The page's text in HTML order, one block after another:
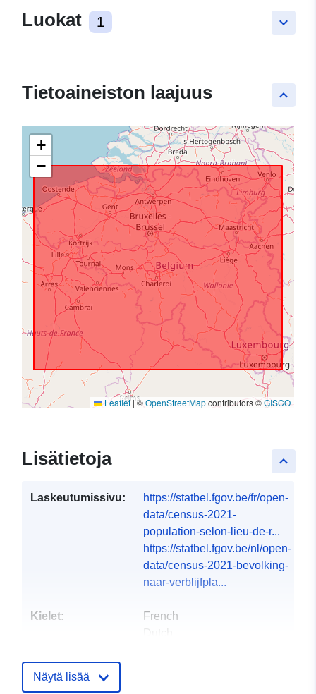
keyboard_arrow_down
Luokat 1
keyboard_arrow_up
Tietoaineiston laajuus
+
−
Leaflet|©OpenStreetMapcontributors ©GISCO
keyboard_arrow_up
Lisätietoja
Laskeutumissivu:
https://statbel.fgov.be/fr/open-
data/census-2021-
population-selon-lieu-de-r...
https://statbel.fgov.be/nl/open-
data/census-2021-bevolking-
naar-verblijfpla...
Kielet:
French
Dutch
Julkaisija:
Näytä lisää